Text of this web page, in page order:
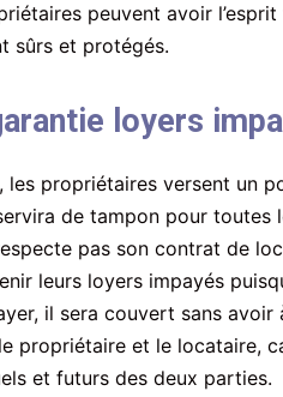
peuvent avoir
sûrs et protégés.
loyers
les propriétaires versent un
de tampon pour toutes
pas son contrat de
leurs loyers impayés
il sera couvert sans avoir
propriétaire et le locataire,
et futurs des deux parties.